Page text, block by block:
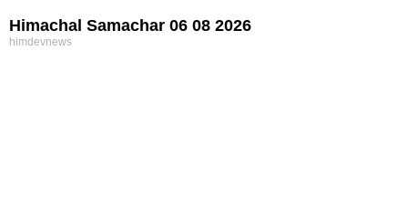
Himachal Samachar 06 08 2026
himdevnews